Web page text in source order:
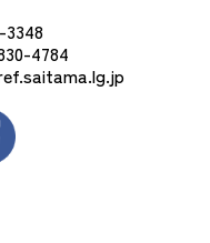
3348
4784